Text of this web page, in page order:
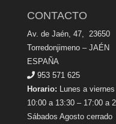
CONTACTO
Av. de Jaén, 47, 23650
Torredonjimeno – JAÉN
ESPAÑA
953 571 625
Horario: Lunes a
10:00 a 13:30 – 17:00 a
Sábados Agosto cerrado